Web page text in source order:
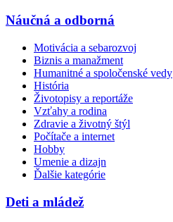
Náučná a odborná
Motivácia a sebarozvoj
Biznis a manažment
Humanitné a spoločenské vedy
História
Životopisy a reportáže
Vzťahy a rodina
Zdravie a životný štýl
Počítače a internet
Hobby
Umenie a dizajn
Ďalšie kategórie
Deti a mládež